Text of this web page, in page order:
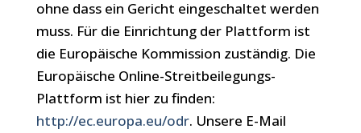
ohne dass ein Gericht eingeschaltet werden
muss. Für die Einrichtung der Plattform ist
die Europäische Kommission zuständig. Die
Europäische Online-Streitbeilegungs-
Plattform ist hier zu finden:
http://ec.europa.eu/odr. Unsere E-Mail